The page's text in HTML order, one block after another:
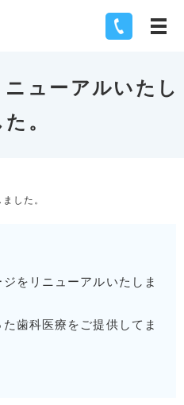
ューアルいたし
。
した。
をリニューアルいたしま
歯科医療をご提供してま